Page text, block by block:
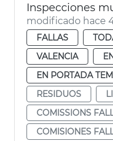
modificado hace
FALLAS
VALENCIA
EN PORTADA
RESIDUOS
COMISSIONS
COMISIONES